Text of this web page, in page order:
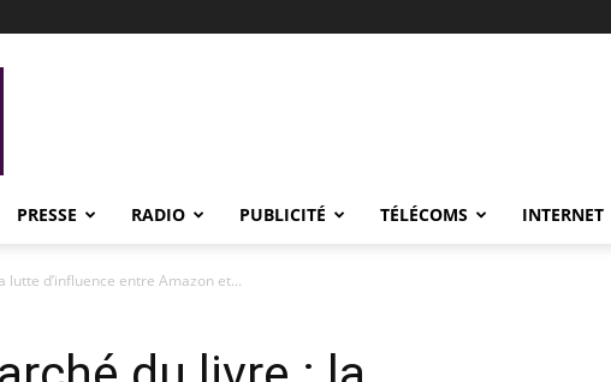
PRESSE RADIO PUBLICITÉ TÉLÉCOMS INTERNET
lutte d’influence entre Amazon et...